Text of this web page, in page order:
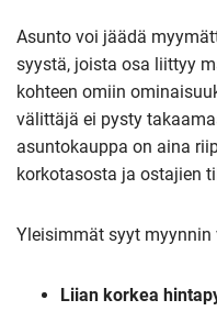
Asunto voi jäädä
syystä, joista osa liittyy
kohteen omiin
välittäjä ei pysty
asuntokauppa on aina
korkotasosta ja ostajien
Yleisimmät syyt myynnin
Liian korkea